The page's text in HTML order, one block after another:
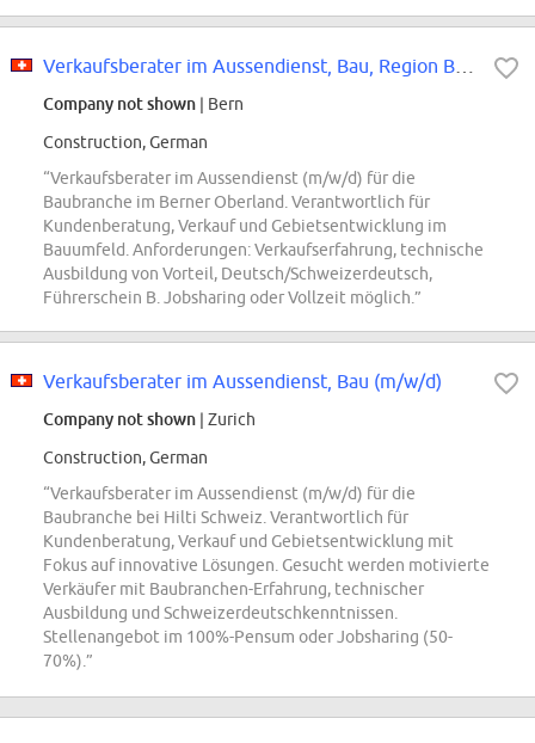
Company not shown | Bern
Construction, German
“Verkaufsberater im Aussendienst (m/w/d) für die
Baubranche im Berner Oberland. Verantwortlich für
Kundenberatung, Verkauf und Gebietsentwicklung im
Bauumfeld. Anforderungen: Verkaufserfahrung, technische
Ausbildung von Vorteil, Deutsch/Schweizerdeutsch,
Führerschein B. Jobsharing oder Vollzeit möglich.”
Verkaufsberater im Aussendienst, Bau (m/w/d)
Company not shown | Zurich
Construction, German
“Verkaufsberater im Aussendienst (m/w/d) für die
Baubranche bei Hilti Schweiz. Verantwortlich für
Kundenberatung, Verkauf und Gebietsentwicklung mit
Fokus auf innovative Lösungen. Gesucht werden motivierte
Verkäufer mit Baubranchen-Erfahrung, technischer
Ausbildung und Schweizerdeutschkenntnissen.
Stellenangebot im 100%-Pensum oder Jobsharing (50-
70%).”